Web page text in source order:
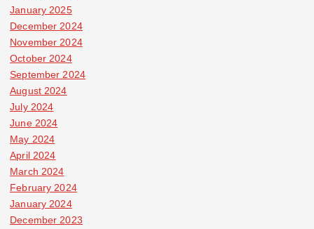
January 2025
December 2024
November 2024
October 2024
September 2024
August 2024
July 2024
June 2024
May 2024
April 2024
March 2024
February 2024
January 2024
December 2023